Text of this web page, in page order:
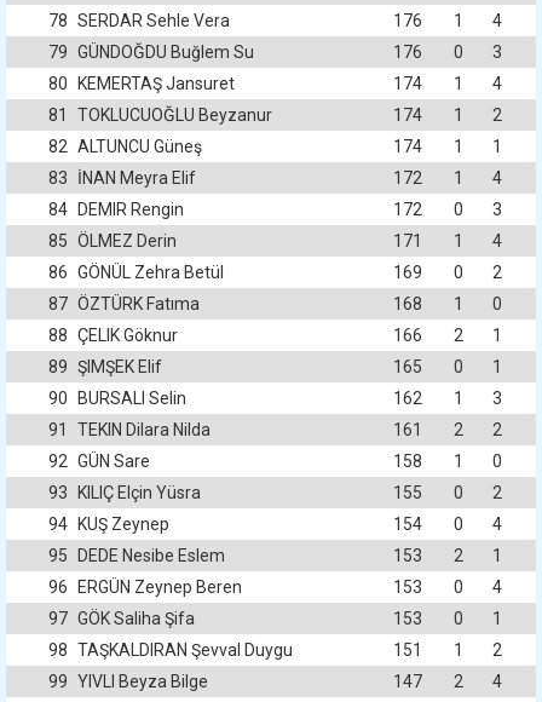
78 SERDAR Sehle Vera 176 1
4
79 GÜNDOĞDU Buğlem Su 176 0
3
80
KEMERTAŞ Jansuret 174 1
4
81
TOKLUCUOĞLU Beyzanur 174 1
2
82 ALTUNCU Güneş 174 1
1
83
İNAN Meyra Elif 172 1
4
84
DEMIR Rengin 172 0
3
85 ÖLMEZ Derin 171 1
4
86 GÖNÜL Zehra Betül 169 0
2
87 ÖZTÜRK Fatıma 168 1
0
88 ÇELIK Göknur 166 2
1
89 ŞIMŞEK Elif 165 0
1
90
BURSALI Selin 162 1
3
91
TEKIN Dilara Nilda 161 2
2
92 GÜN Sare 158 1
0
93
KILIÇ Elçin Yüsra 155 0
2
94
KUŞ Zeynep 154 0
4
95
DEDE Nesibe Eslem 153 2
1
96
ERGÜN Zeynep Beren 153 0
4
97 GÖK Saliha Şifa 153 0
1
98 TAŞKALDIRAN Şevval Duygu 151 1
2
99 YIVLI Beyza Bilge 147 2
4